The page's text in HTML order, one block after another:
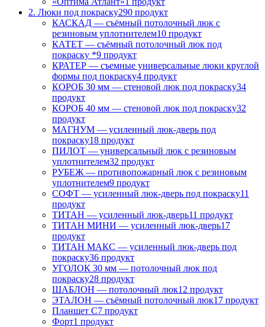
2. Люки под покраску290 продукт
КАСКАД — съёмный потолочный люк с
резиновым уплотнителем10 продукт
КАТЕТ — съёмный потолочный люк под
покраску *9 продукт
КРАТЕР — съемные универсальные люки круглой
формы под покраску4 продукт
КОРОБ 30 мм — стеновой люк под покраску34
продукт
КОРОБ 40 мм — стеновой люк под покраску32
продукт
МАГНУМ — усиленный люк-дверь под
покраску18 продукт
ПИЛОТ — универсальный люк с резиновым
уплотнителем32 продукт
РУБЕЖ — противопожарный люк с резиновым
уплотнителем9 продукт
СОФТ — усиленный люк-дверь под покраску11
продукт
ТИТАН — усиленный люк-дверь11 продукт
ТИТАН МИНИ — усиленный люк-дверь17
продукт
ТИТАН МАКС — усиленный люк-дверь под
покраску36 продукт
УГОЛОК 30 мм — потолочный люк под
покраску28 продукт
ШАБЛОН — потолочный люк12 продукт
ЭТАЛОН — съёмный потолочный люк17 продукт
Планшет С7 продукт
Форт1 продукт